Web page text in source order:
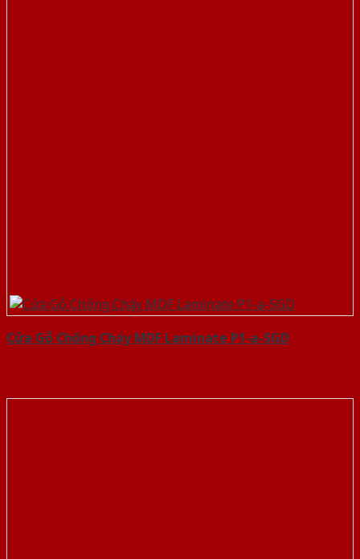
Cửa Gỗ Chống Cháy MDF Laminate P1-a-SGD